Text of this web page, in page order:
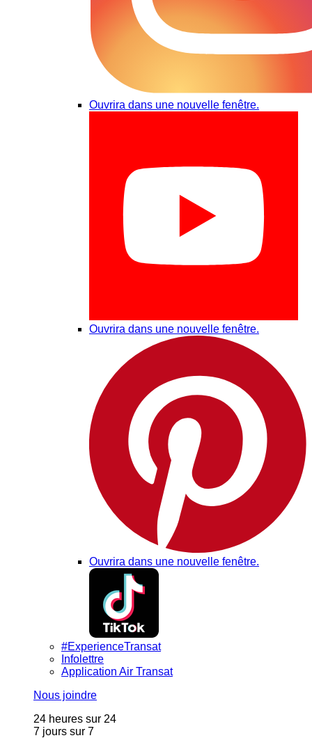
Ouvrira dans une nouvelle fenêtre.
Ouvrira dans une nouvelle fenêtre.
Ouvrira dans une nouvelle fenêtre.
#ExperienceTransat
Infolettre
Application Air Transat
Nous joindre
24 heures sur 24
7 jours sur 7